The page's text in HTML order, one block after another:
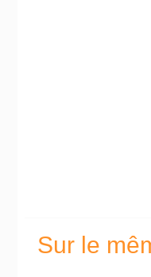
Sur le